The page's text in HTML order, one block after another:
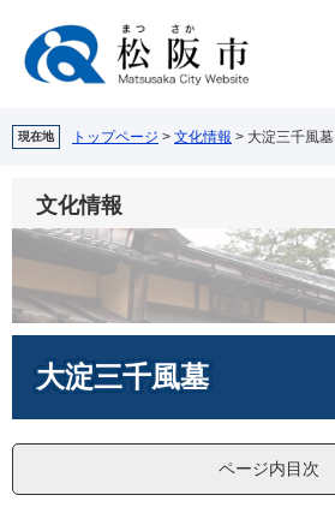
へ
現在地 トップページ > 文化情報 > 大淀三千風墓
文化情報
大淀三千風墓
ページ内目次